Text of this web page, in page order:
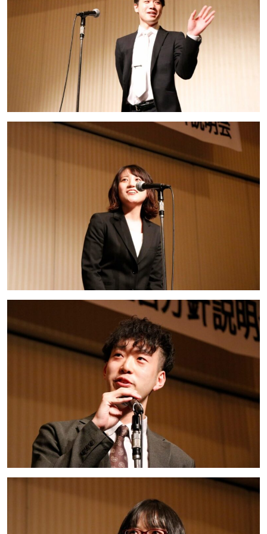
お問い合わせ
ホールディングスサイト
プライバシーポリシー